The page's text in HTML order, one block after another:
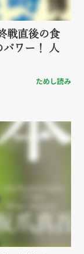
戦直後の食
ワー！ 人
ためし読み